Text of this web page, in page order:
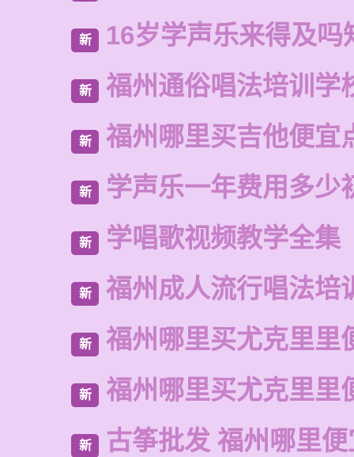
新 16岁学声乐来得及吗
新 福州通俗唱法培训学
新 福州哪里买吉他便宜
新 学声乐一年费用多少
新 学唱歌视频教学全集
新 福州成人流行唱法培
新 福州哪里买尤克里里
新 福州哪里买尤克里里
新 古筝批发 福州哪里